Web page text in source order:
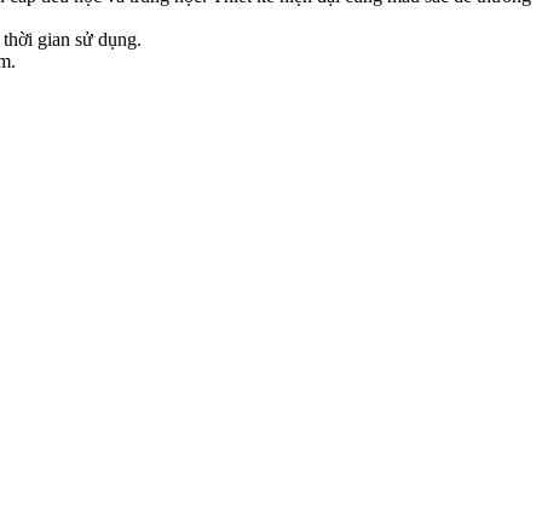
gian sử dụng.